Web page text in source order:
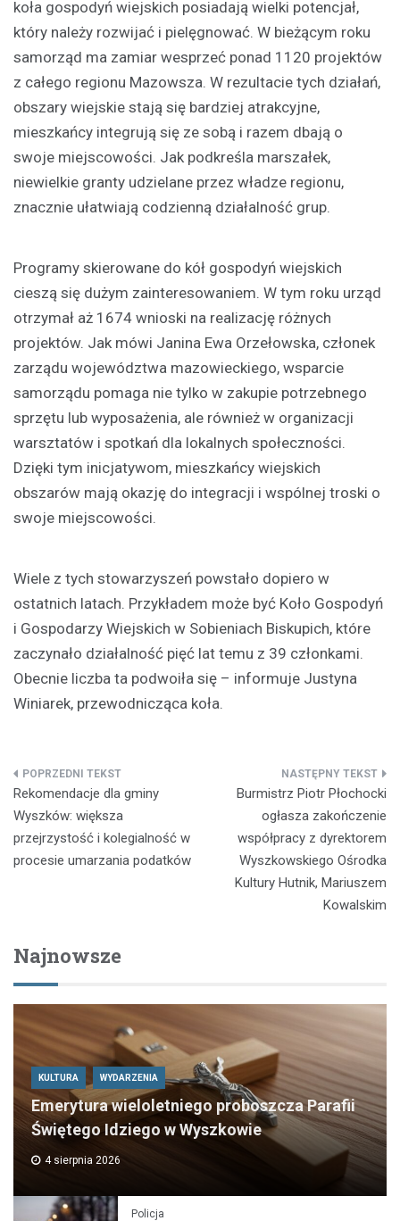
koła gospodyń wiejskich posiadają wielki potencjał,
który należy rozwijać i pielęgnować. W bieżącym roku
samorząd ma zamiar wesprzeć ponad 1120 projektów
z całego regionu Mazowsza. W rezultacie tych działań,
obszary wiejskie stają się bardziej atrakcyjne,
mieszkańcy integrują się ze sobą i razem dbają o
swoje miejscowości. Jak podkreśla marszałek,
niewielkie granty udzielane przez władze regionu,
znacznie ułatwiają codzienną działalność grup.
Programy skierowane do kół gospodyń wiejskich
cieszą się dużym zainteresowaniem. W tym roku urząd
otrzymał aż 1674 wnioski na realizację różnych
projektów. Jak mówi Janina Ewa Orzełowska, członek
zarządu województwa mazowieckiego, wsparcie
samorządu pomaga nie tylko w zakupie potrzebnego
sprzętu lub wyposażenia, ale również w organizacji
warsztatów i spotkań dla lokalnych społeczności.
Dzięki tym inicjatywom, mieszkańcy wiejskich
obszarów mają okazję do integracji i wspólnej troski o
swoje miejscowości.
Wiele z tych stowarzyszeń powstało dopiero w
ostatnich latach. Przykładem może być Koło Gospodyń
i Gospodarzy Wiejskich w Sobieniach Biskupich, które
zaczynało działalność pięć lat temu z 39 członkami.
Obecnie liczba ta podwoiła się – informuje Justyna
Winiarek, przewodnicząca koła.
Nawigacja
wpisu
Rekomendacje dla gminy
Wyszków: większa
przejrzystość i kolegialność w
procesie umarzania podatków
Burmistrz Piotr Płochocki
ogłasza zakończenie
współpracy z dyrektorem
Wyszkowskiego Ośrodka
Kultury Hutnik, Mariuszem
Kowalskim
Najnowsze
KULTURA WYDARZENIA
Emerytura wieloletniego proboszcza Parafii
Świętego Idziego w Wyszkowie
4 sierpnia 2026
Policja